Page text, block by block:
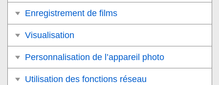
Enregistrement de films
Visualisation
Personnalisation de l’appareil photo
Utilisation des fonctions réseau